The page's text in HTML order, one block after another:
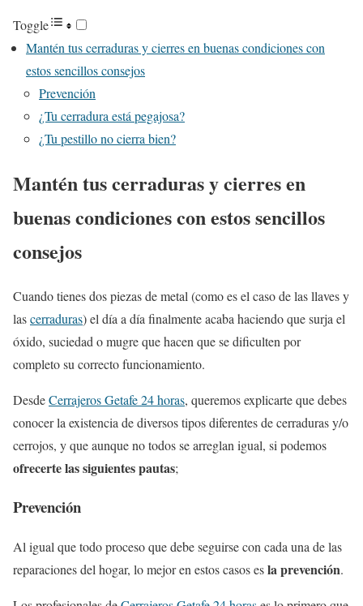
Toggle
Mantén tus cerraduras y cierres en buenas condiciones con
estos sencillos consejos
Prevención
¿Tu cerradura está pegajosa?
¿Tu pestillo no cierra bien?
Mantén tus cerraduras y cierres en
buenas condiciones con estos sencillos
consejos
Cuando tienes dos piezas de metal (como es el caso de las llaves y
lascerraduras) el día a día finalmente acaba haciendo que surja el
óxido, suciedad o mugre que hacen que se dificulten por
completo su correcto funcionamiento.
DesdeCerrajeros Getafe 24 horas, queremos explicarte que debes
conocer la existencia de diversos tipos diferentes de cerraduras y/o
cerrojos, y que aunque no todos se arreglan igual, si podemos
ofrecerte las siguientes pautas;
Prevención
Al igual que todo proceso que debe seguirse con cada una de las
reparaciones del hogar, lo mejor en estos casos esla prevención.